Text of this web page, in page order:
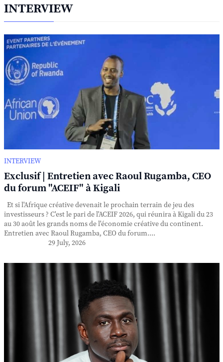
INTERVIEW
INTERVIEW
Exclusif | Entretien avec Raoul Rugamba, CEO
du forum "ACEIF" à Kigali
Et si l'Afrique créative devenait le prochain terrain de jeu des
investisseurs ? C'est le pari de l'ACEIF 2026, qui réunira à Kigali du 23
au 30 août les grands noms de l'économie créative du continent.
Entretien avec Raoul Rugamba, CEO du forum....
29 July, 2026